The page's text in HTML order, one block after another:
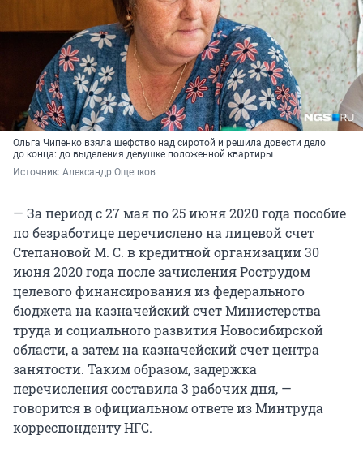
Ольга Чипенко взяла шефство над сиротой и решила довести дело
до конца: до выделения девушке положенной квартиры
Источник: Александр Ощепков
— За период с 27 мая по 25 июня 2020 года пособие
по безработице перечислено на лицевой счет
Степановой М. С. в кредитной организации 30
июня 2020 года после зачисления Рострудом
целевого финансирования из федерального
бюджета на казначейский счет Министерства
труда и социального развития Новосибирской
области, а затем на казначейский счет центра
занятости. Таким образом, задержка
перечисления составила 3 рабочих дня, —
говорится в официальном ответе из Минтруда
корреспонденту НГС.